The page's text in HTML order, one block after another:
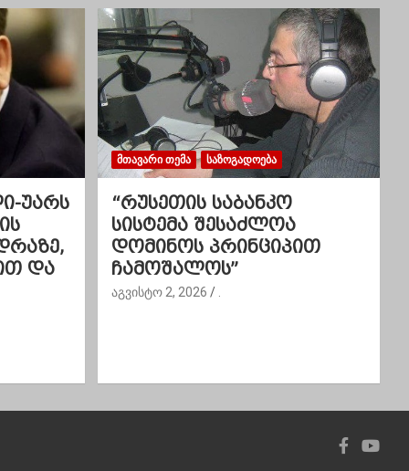
უარს
და
ᲛᲗᲐᲕᲐᲠᲘ ᲗᲔᲛᲐ ᲡᲐᲖᲝᲒᲐᲓᲝᲔᲑᲐ
“რუსეთის საბანკო
სისტემა შესაძლოა
დომინოს პრინციპით
ჩამოშალოს”
აგვისტო 2, 2026